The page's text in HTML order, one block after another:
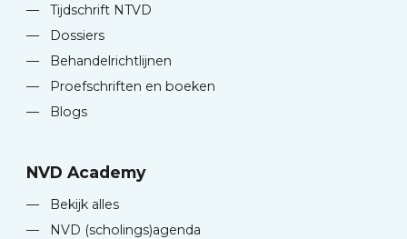
—
Tijdschrift NTVD
—
Dossiers
—
Behandelrichtlijnen
—
Proefschriften en boeken
—
Blogs
NVD Academy
—
Bekijk alles
—
NVD (scholings)agenda